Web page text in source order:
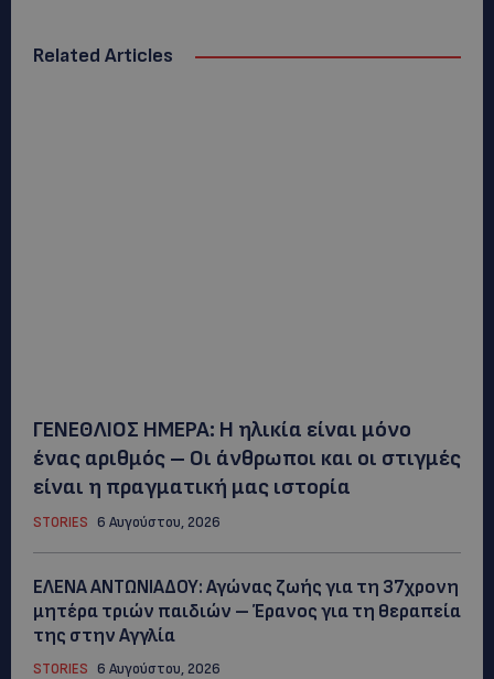
Related Articles
ΓΕΝΕΘΛΙΟΣ ΗΜΕΡΑ: Η ηλικία είναι μόνο
ένας αριθμός – Οι άνθρωποι και οι στιγμές
είναι η πραγματική μας ιστορία
STORIES 6 Αυγούστου, 2026
ΕΛΕΝΑ ΑΝΤΩΝΙΑΔΟΥ: Αγώνας ζωής για τη 37χρονη
μητέρα τριών παιδιών – Έρανος για τη θεραπεία
της στην Αγγλία
STORIES 6 Αυγούστου, 2026